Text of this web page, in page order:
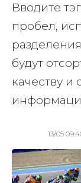
Вводите
пробел,
будут
качеству
13/05